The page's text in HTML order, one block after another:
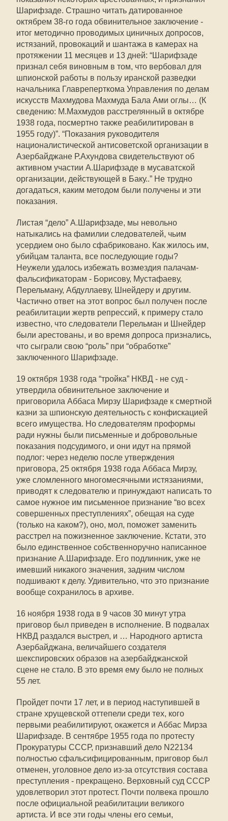
Шарифзаде. Страшно читать датированное
октябрем 38-го года обвинительное заключение -
итог методично проводимых циничных допросов,
истязаний, провокаций и шантажа в камерах на
протяжении 11 месяцев и 13 дней: “Шарифзаде
признал себя виновным в том, что вербовал для
шпионской работы в пользу иранской разведки
начальника Главреперткома Управления по делам
искусств Махмудова Махмуда Бала Ами оглы… (К
сведению: М.Махмудов расстрелянный в октябре
1938 года, посмертно также реабилитирован в
1955 году)”. “Показания руководителя
националистической антисоветской организации в
Азербайджане Р.Ахундова свидетельствуют об
активном участии А.Шарифзаде в мусаватской
организации, действующей в Баку..” Не трудно
догадаться, каким методом были получены и эти
показания.
Листая “дело” А.Шарифзаде, мы невольно
натыкались на фамилии следователей, чьим
усердием оно было сфабриковано. Как жилось им,
убийцам таланта, все последующие годы?
Неужели удалось избежать возмездия палачам-
фальсификаторам - Борисову, Мустафаеву,
Перельману, Абдуллаеву, Шнейдеру и другим.
Частично ответ на этот вопрос был получен после
реабилитации жертв репрессий, к примеру стало
известно, что следователи Перельман и Шнейдер
были арестованы, и во время допроса признались,
что сыграли свою “роль” при “обработке”
заключенного Шарифзаде.
19 октября 1938 года “тройка” НКВД - не суд -
утвердила обвинительное заключение и
приговорила Аббаса Мирзу Шарифзаде к смертной
казни за шпионскую деятельность с конфискацией
всего имущества. Но следователям проформы
ради нужны были письменные и добровольные
показания подсудимого, и они идут на прямой
подлог: через неделю после утверждения
приговора, 25 октября 1938 года Аббаса Мирзу,
уже сломленного многомесячными истязаниями,
приводят к следователю и принуждают написать то
самое нужное им письменное признание “во всех
совершенных преступлениях”, обещая на суде
(только на каком?), оно, мол, поможет заменить
расстрел на пожизненное заключение. Кстати, это
было единственное собственноручно написанное
признание А.Шарифзаде. Его подлинник, уже не
имевший никакого значения, задним числом
подшивают к делу. Удивительно, что это признание
вообще сохранилось в архиве.
16 ноября 1938 года в 9 часов 30 минут утра
приговор был приведен в исполнение. В подвалах
НКВД раздался выстрел, и … Народного артиста
Азербайджана, величайшего создателя
шекспировских образов на азербайджанской
сцене не стало. В это время ему было не полных
55 лет.
Пройдет почти 17 лет, и в период наступившей в
стране хрущевской оттепели среди тех, кого
первыми реабилитируют, окажется и Аббас Мирза
Шарифзаде. В сентябре 1955 года по протесту
Прокуратуры СССР, признавший дело N22134
полностью сфальсифицированным, приговор был
отменен, уголовное дело из-за отсутствия состава
преступления - прекращено. Верховный суд СССР
удовлетворил этот протест. Почти полвека прошло
после официальной реабилитации великого
артиста. И все эти годы члены его семьи,